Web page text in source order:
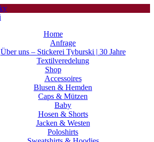
Home
Anfrage
Über uns – Stickerei Tyburski | 30 Jahre
Textilveredelung
Shop
Accessoires
Blusen & Hemden
Caps & Mützen
Baby
Hosen & Shorts
Jacken & Westen
Poloshirts